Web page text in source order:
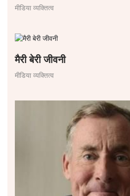
मीडिया व्यक्तित्व
मैरी बेरी जीवनी
मीडिया व्यक्तित्व